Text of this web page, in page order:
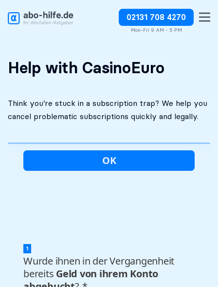
02131 708 4270
Mon-Fri 9 AM - 5 PM
Free initial
No costs without your
Stop charges or request
refunds
Help with CasinoEuro
Think you’re stuck in a subscription trap? We help you
cancel problematic subscriptions quickly and legally.